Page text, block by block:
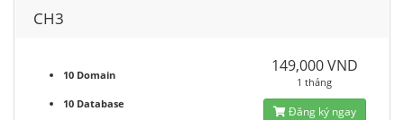
CH3
10 Domain
10 Database
149,000 VND
1 tháng
Đăng ký ngay